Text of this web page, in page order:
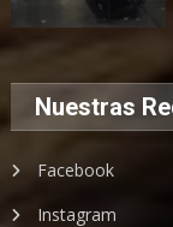
Nuestras
Facebook
Instagram